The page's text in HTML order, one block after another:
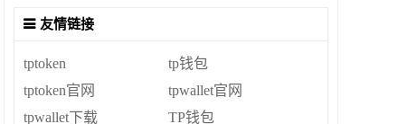
友情链接
tptoken
tp钱包
tptoken官网
tpwallet官网
tpwallet下载
TP钱包